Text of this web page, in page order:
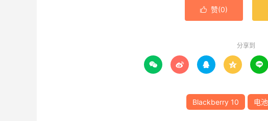
 赞(0)
分享到
    
Blackberry 10 电池